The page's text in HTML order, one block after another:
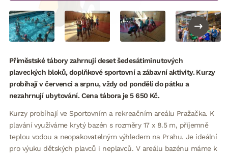
Příměstské tábory zahrnují deset šedesátiminutových
plaveckých bloků, doplňkové sportovní a zábavní aktivity. Kurzy
probíhají v červenci a srpnu, vždy od pondělí do pátku a
nezahrnují ubytování. Cena tábora je 5 650 Kč.
Kurzy probíhají ve Sportovním a rekreačním areálu Pražačka. K
plavání využíváme krytý bazén s rozměry 17 x 8.5 m, příjemně
teplou vodou a neopakovatelným výhledem na Prahu. Je ideální
pro výuku dětských plavců i neplavců. V areálu bazénu máme k